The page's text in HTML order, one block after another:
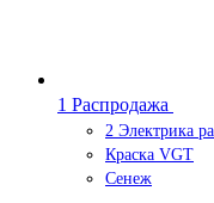
1 Распродажа
2 Электрика
Краска VGT
Сенеж